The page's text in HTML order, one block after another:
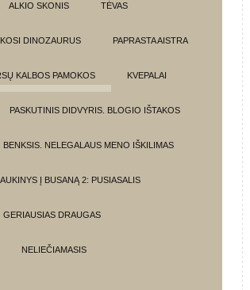
ALKIO SKONIS TĖVAS
DINOZAURUS PAPRASTA AISTRA
KALBOS PAMOKOS KVEPALAI
PASKUTINIS DIDVYRIS. BLOGIO IŠTAKOS
BENKSIS. NELEGALAUS MENO IŠKILIMAS
Į BUSANĄ 2: PUSIASALIS
GERIAUSIAS DRAUGAS
NELIEČIAMASIS